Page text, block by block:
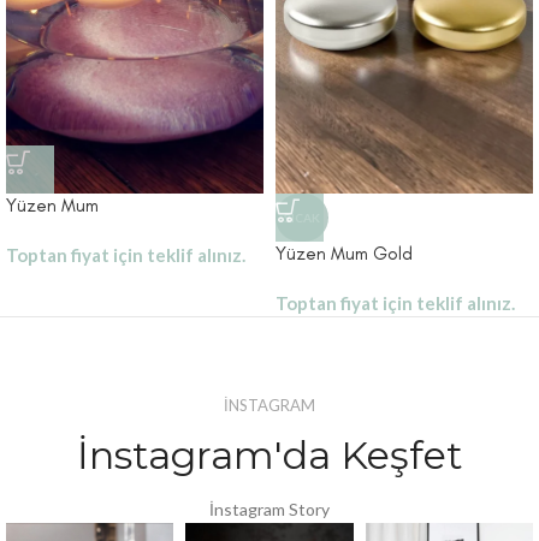
Yüzen Mum
Toptan fiyat için teklif alınız.
SICAK
Yüzen Mum Gold
Toptan fiyat için teklif alınız.
İNSTAGRAM
İnstagram'da Keşfet
İnstagram Story